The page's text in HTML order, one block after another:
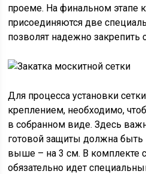
проеме. На финальном этапе
присоединяются две
позволят надежно закрепить
Для процесса установки
креплением, необходимо,
в собранном виде. Здесь
готовой защиты должна
выше – на 3 см. В комплекте
обязательно идет